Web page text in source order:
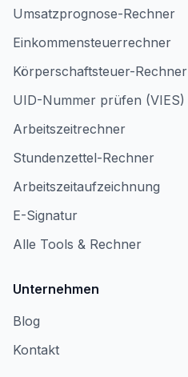
Umsatzprognose-Rechner
Einkommensteuerrechner
Körperschaftsteuer-Rechner
UID-Nummer prüfen (VIES)
Arbeitszeitrechner
Stundenzettel-Rechner
Arbeitszeitaufzeichnung
E-Signatur
Alle Tools & Rechner
Unternehmen
Blog
Kontakt